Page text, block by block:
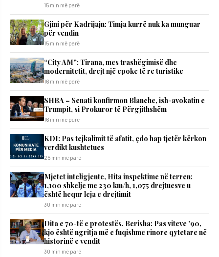
15 min më parë
​Gjini për Kadrijajn: Timja kurrë nuk ka munguar
për vendin
15 min më parë
“City AM”: Tirana, mes trashëgimisë dhe
modernitetit, drejt një epoke të re turistike
16 min më parë
SHBA – Senati konfirmon Blanche, ish-avokatin e
Trumpit, si Prokuror të Përgjithshëm
16 min më parë
KDI: Pas tejkalimit të afatit, çdo hap tjetër kërkon
verdikt kushtetues
25 min më parë
Mjetet inteligjente, Hita inspektime në terren:
1,100 shkelje me 230 km/h, 1,075 drejtuesve u
është hequr leja e drejtimit
30 min më parë
Dita e 70-të e protestës, Berisha: Pas viteve ’90,
kjo është ngritja më e fuqishme rinore qytetare në
historinë e vendit
30 min më parë